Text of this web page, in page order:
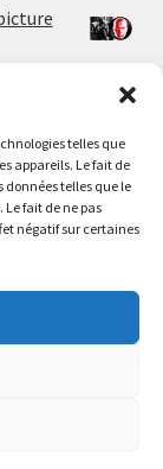
telles que
appareils. Le fait de
telles que le
fait de ne pas
négatif sur certaines
au 17 août
partir du 18
july 30th to
shipping on
LP